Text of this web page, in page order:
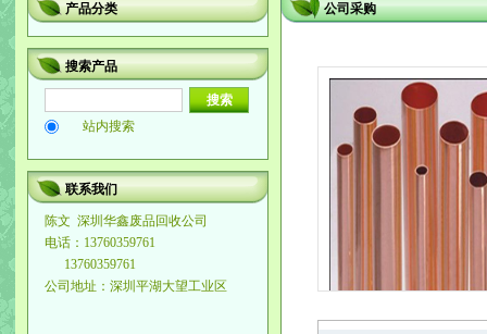
产品分类
搜索产品
站内搜索
联系我们
陈文 深圳华鑫废品回收公司
电话：13760359761
13760359761
公司地址：深圳平湖大望工业区
公司采购